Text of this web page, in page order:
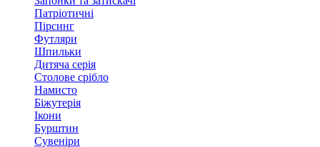
Патріотичні
Пірсинг
Футляри
Шпильки
Дитяча серія
Столове срібло
Намисто
Біжутерія
Ікони
Бурштин
Сувеніри